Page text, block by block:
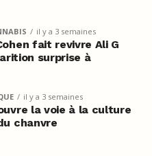
il y a 3 semaines
fait revivre Ali G
surprise à
il y a 3 semaines
la voie à la culture
chanvre